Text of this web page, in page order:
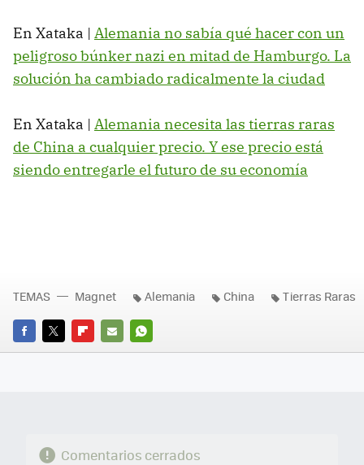
En Xataka | Alemania no sabía qué hacer con un
peligroso búnker nazi en mitad de Hamburgo. La
solución ha cambiado radicalmente la ciudad
En Xataka | Alemania necesita las tierras raras
de China a cualquier precio. Y ese precio está
siendo entregarle el futuro de su economía
FACEBOOK
TWITTERFLIPBOARD
E-
WHATSAPP
TEMAS Magnet Alemania China Tierras Raras
Comentarios cerrados